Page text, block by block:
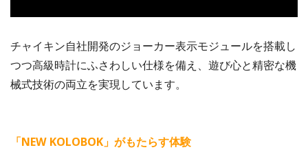
チャイキン自社開発のジョーカー表示モジュールを搭載し
つつ高級時計にふさわしい仕様を備え、遊び心と精密な機
械式技術の両立を実現しています。
「NEW KOLOBOK」がもたらす体験